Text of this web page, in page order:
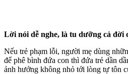
Lời nói dễ nghe, là tu dưỡng cả đời
Nếu trẻ phạm lỗi, người mẹ dùng
để phê bình đứa con thì đứa trẻ dần
ảnh hưởng không nhỏ tới lòng tự tôn